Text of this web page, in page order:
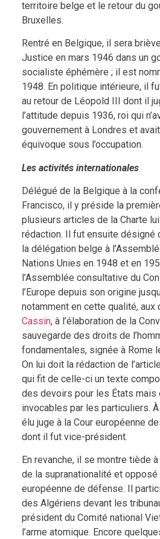
territoire belge et le retour du
Bruxelles.
Rentré en Belgique, il sera
Justice en mars 1946 dans un
socialiste éphémère ; il est
1948. En politique intérieure, il
au retour de Léopold III dont il
l’attitude depuis 1936, roi qui
gouvernement à Londres et
équivoque sous l’occupation.
Les activités internationales
Délégué de la Belgique à la
Francisco, il y préside la
plusieurs articles de la Charte
rédaction. Il fut ensuite désigné
la délégation belge à
Nations Unies en 1948 et en
l’Assemblée consultative du
l’Europe depuis son origine
notamment en cette qualité, aux
Cassin, à l’élaboration de la
sauvegarde des droits de
fondamentales, signée à Rome
On lui doit la rédaction de
qui fit de celle-ci un texte
des devoirs pour les États mais
invocables par les particuliers.
élu juge à la Cour européenne
dont il fut vice-président.
En revanche, il se montre tiède
de la supranationalité et opposé
européenne de défense. Il
des Algériens devant les
président du Comité national
l’arme atomique. Encore